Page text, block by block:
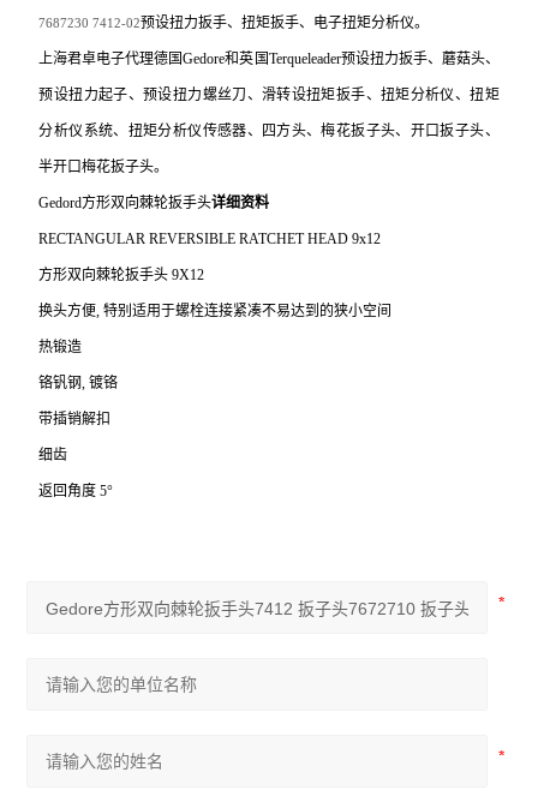
76872307412-02预设扭力扳手、扭矩扳手、电子扭矩分析仪。
上海君卓电子代理德国Gedore和英国Terqueleader预设扭力扳手、蘑菇头、
预设扭力起子、预设扭力螺丝刀、滑转设扭矩扳手、扭矩分析仪、扭矩
分析仪系统、扭矩分析仪传感器、四方头、梅花扳子头、开口扳子头、
半开口梅花扳子头。
Gedord方形双向棘轮扳手头详细资料
RECTANGULAR REVERSIBLE RATCHET HEAD 9x12
方形双向棘轮扳手头 9X12
换头方便, 特别适用于螺栓连接紧凑不易达到的狭小空间
热锻造
铬钒钢, 镀铬
带插销解扣
细齿
返回角度 5°